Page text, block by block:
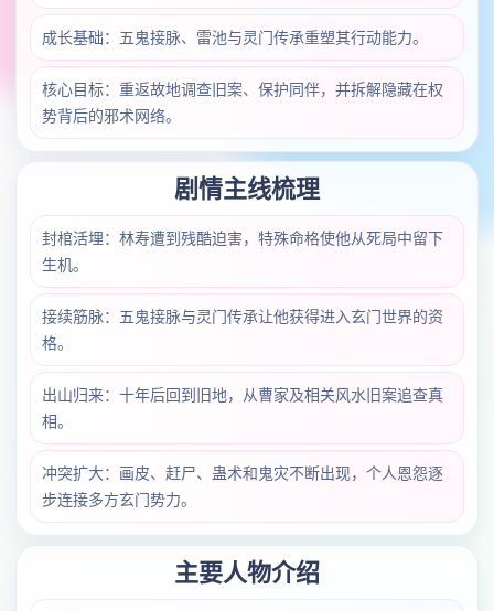
成长基础：五鬼接脉、雷池与灵门传承重塑其行动能力。
核心目标：重返故地调查旧案、保护同伴，并拆解隐藏在权
势背后的邪术网络。
剧情主线梳理
封棺活埋：林寿遭到残酷迫害，特殊命格使他从死局中留下
生机。
接续筋脉：五鬼接脉与灵门传承让他获得进入玄门世界的资
格。
出山归来：十年后回到旧地，从曹家及相关风水旧案追查真
相。
冲突扩大：画皮、赶尸、蛊术和鬼灾不断出现，个人恩怨逐
步连接多方玄门势力。
主要人物介绍